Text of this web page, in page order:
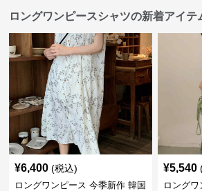
ロングワンピースシャツの新着アイテ
¥6,400 (税込)
ロングワンピース 今季新作 韓国
¥5,540
ロング